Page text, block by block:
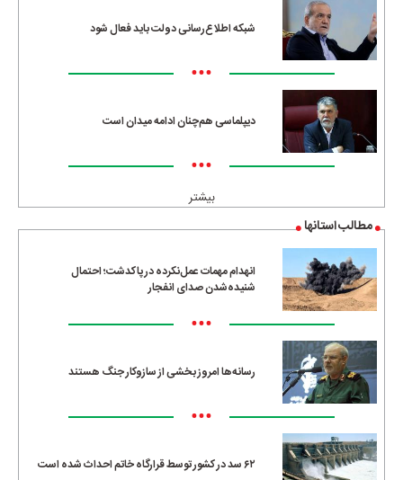
شبکه اطلاع‌رسانی دولت باید فعال شود
•••
دیپلماسی هم‌چنان ادامه میدان است
•••
بیشتر
مطالب استانها
انهدام مهمات عمل‌نکرده در پاکدشت؛ احتمال
شنیده‌شدن صدای انفجار
•••
رسانه‌ها امروز بخشی از سازوکار جنگ هستند
•••
۶۲ سد در کشور توسط قرارگاه خاتم احداث شده است